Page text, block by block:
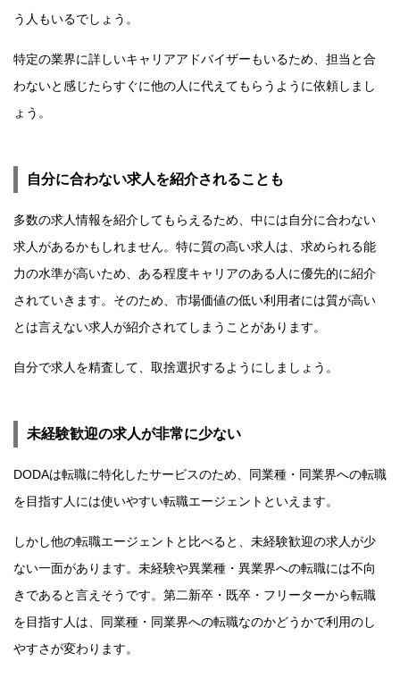
う人もいるでしょう。
特定の業界に詳しいキャリアアドバイザーもいるため、担当と合
わないと感じたらすぐに他の人に代えてもらうように依頼しまし
ょう。
自分に合わない求人を紹介されることも
多数の求人情報を紹介してもらえるため、中には自分に合わない
求人があるかもしれません。特に質の高い求人は、求められる能
力の水準が高いため、ある程度キャリアのある人に優先的に紹介
されていきます。そのため、市場価値の低い利用者には質が高い
とは言えない求人が紹介されてしまうことがあります。
自分で求人を精査して、取捨選択するようにしましょう。
未経験歓迎の求人が非常に少ない
DODAは転職に特化したサービスのため、同業種・同業界への転職
を目指す人には使いやすい転職エージェントといえます。
しかし他の転職エージェントと比べると、未経験歓迎の求人が少
ない一面があります。未経験や異業種・異業界への転職には不向
きであると言えそうです。第二新卒・既卒・フリーターから転職
を目指す人は、同業種・同業界への転職なのかどうかで利用のし
やすさが変わります。